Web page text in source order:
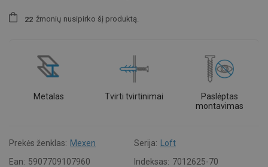
22 žmonių nusipirko šį produktą.
Metalas Tvirti tvirtinimai
Paslėptas
montavimas
Prekės ženklas: Mexen Serija:
Loft
Ean: 5907709107960 Indeksas: 7012625-70